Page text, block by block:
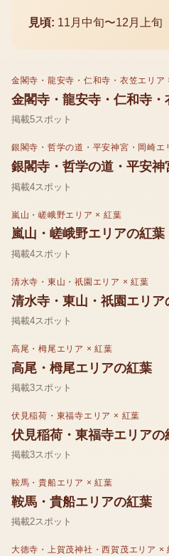
見頃: 11月中旬〜12月上旬
金閣寺・龍安寺・仁和寺・衣笠エリア
金閣寺・龍安寺・仁和寺・
掲載5スポット
銀閣寺・哲学の道・平安神宮・岡崎エ
銀閣寺・哲学の道・平安
掲載4スポット
嵐山・嵯峨野エリア × 紅葉
嵐山・嵯峨野エリアの紅葉
掲載4スポット
清水寺・東山・祇園エリア ×紅葉
清水寺・東山・祇園エリア
掲載4スポット
高尾・栂尾エリア ×紅葉
高尾・栂尾エリアの紅葉
掲載3スポット
伏見稲荷・東福寺エリア × 紅葉
伏見稲荷・東福寺エリアの
掲載3スポット
鞍馬・貴船エリア ×紅葉
鞍馬・貴船エリアの紅葉
掲載2スポット
大徳寺・上賀茂神社・西賀茂エリア ×